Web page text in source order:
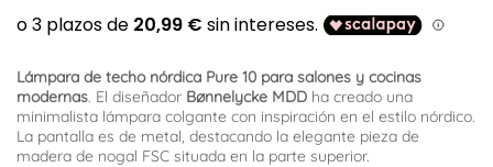
Lámpara de techo nórdica Pure 10 para salones y cocinas
modernas. El diseñador Bønnelycke MDD ha creado una
minimalista lámpara colgante con inspiración en el estilo nórdico.
La pantalla es de metal, destacando la elegante pieza de
madera de nogal FSC situada en la parte superior.